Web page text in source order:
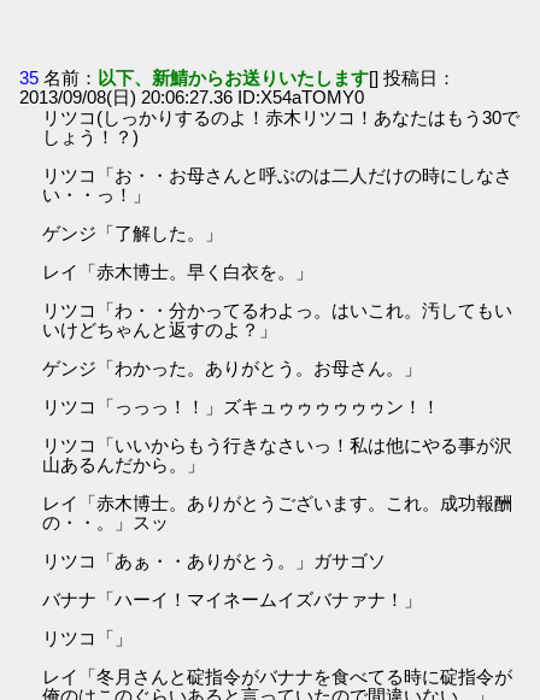
35 名前： 以下、新鯖からお送りいたします[] 投稿日：
2013/09/08(日) 20:06:27.36 ID:X54aTOMY0
リツコ(しっかりするのよ！赤木リツコ！あなたはもう30で
しょう！？)
リツコ「お・・お母さんと呼ぶのは二人だけの時にしなさ
い・・っ！」
ゲンジ「了解した。」
レイ「赤木博士。早く白衣を。」
リツコ「わ・・分かってるわよっ。はいこれ。汚してもい
いけどちゃんと返すのよ？」
ゲンジ「わかった。ありがとう。お母さん。」
リツコ「っっっ！！」ズキュゥゥゥゥゥゥン！！
リツコ「いいからもう行きなさいっ！私は他にやる事が沢
山あるんだから。」
レイ「赤木博士。ありがとうございます。これ。成功報酬
の・・。」スッ
リツコ「あぁ・・ありがとう。」ガサゴソ
バナナ「ハーイ！マイネームイズバナァナ！」
リツコ「」
レイ「冬月さんと碇指令がバナナを食べてる時に碇指令が
俺のはこのぐらいあると言っていたので間違いない。」